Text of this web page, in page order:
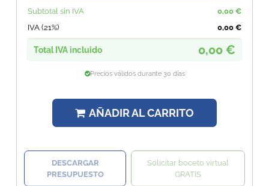
Subtotal sin IVA
0,00 €
IVA (21%)
0,00 €
Total IVA incluido 0,00 €
Precios válidos durante 30 días
AÑADIR AL CARRITO
DESCARGAR
PRESUPUESTO
Solicitar boceto virtual
GRATIS